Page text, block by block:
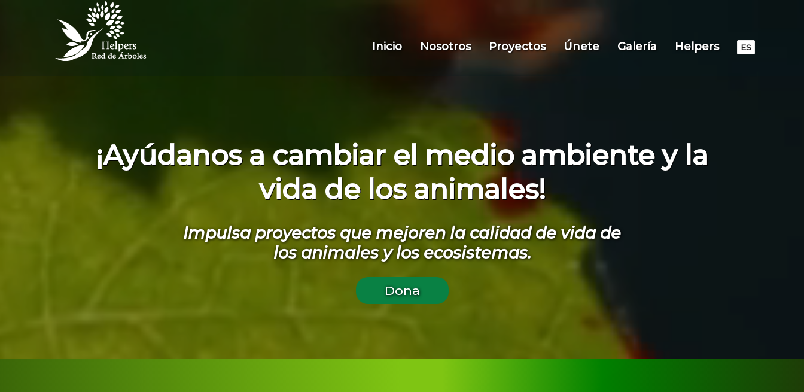
Inicio Nosotros Proyectos Únete Galería Helpers ES
¡Ayúdanos a cambiar el medio ambiente y la
vida de los animales!
Impulsa proyectos que mejoren la calidad de vida de
los animales y los ecosistemas.
Dona